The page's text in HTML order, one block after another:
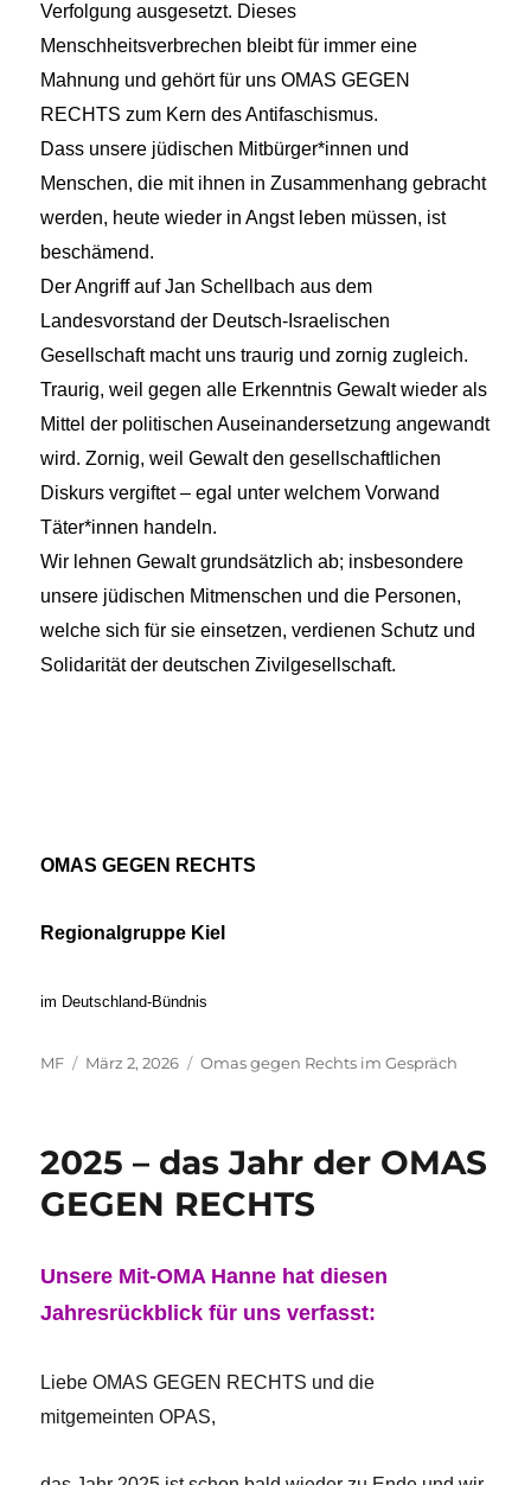
Verfolgung ausgesetzt. Dieses
Menschheitsverbrechen bleibt für immer eine
Mahnung und gehört für uns OMAS GEGEN
RECHTS zum Kern des Antifaschismus.
Dass unsere jüdischen Mitbürger*innen und
Menschen, die mit ihnen in Zusammenhang gebracht
werden, heute wieder in Angst leben müssen, ist
beschämend.
Der Angriff auf Jan Schellbach aus dem
Landesvorstand der Deutsch-Israelischen
Gesellschaft macht uns traurig und zornig zugleich.
Traurig, weil gegen alle Erkenntnis Gewalt wieder als
Mittel der politischen Auseinandersetzung angewandt
wird. Zornig, weil Gewalt den gesellschaftlichen
Diskurs vergiftet – egal unter welchem Vorwand
Täter*innen handeln.
Wir lehnen Gewalt grundsätzlich ab; insbesondere
unsere jüdischen Mitmenschen und die Personen,
welche sich für sie einsetzen, verdienen Schutz und
Solidarität der deutschen Zivilgesellschaft.
OMAS GEGEN RECHTS
Regionalgruppe Kiel
im Deutschland-Bündnis
Autor
MF
Veröffentlicht
März 2, 2026 Kategorien
Omas gegen Rechts im Gespräch
2025 – das Jahr der OMAS
GEGEN RECHTS
Unsere Mit-OMA Hanne hat diesen
Jahresrückblick für uns verfasst:
Liebe OMAS GEGEN RECHTS und die
mitgemeinten OPAS,